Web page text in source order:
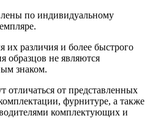
по индивидуальному
различия и более быстрого
образцов не являются
знаком.
отличаться от представленных
фурнитуре, а также
комплектующих и